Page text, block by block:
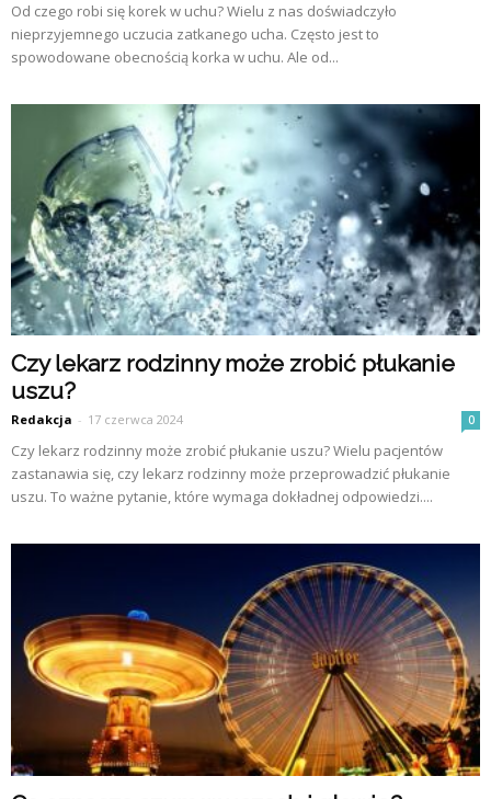
Od czego robi się korek w uchu? Wielu z nas doświadczyło
nieprzyjemnego uczucia zatkanego ucha. Często jest to
spowodowane obecnością korka w uchu. Ale od...
Czy lekarz rodzinny może zrobić płukanie
uszu?
Redakcja - 17 czerwca 2024 0
Czy lekarz rodzinny może zrobić płukanie uszu? Wielu pacjentów
zastanawia się, czy lekarz rodzinny może przeprowadzić płukanie
uszu. To ważne pytanie, które wymaga dokładnej odpowiedzi....